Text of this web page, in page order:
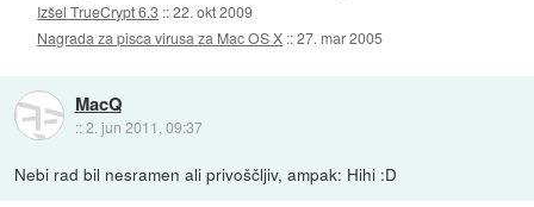
Izšel TrueCrypt 6.3 ::22. okt 2009
Nagrada za pisca virusa za Mac OS X ::27. mar 2005
MacQ
::2. jun 2011, 09:37
Nebi rad bil nesramen ali privoščljiv, ampak: Hihi :D